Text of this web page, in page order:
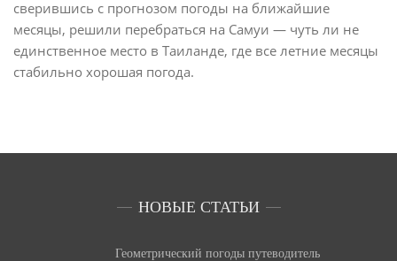
сверившись с прогнозом погоды на ближайшие
месяцы, решили перебраться на Самуи — чуть ли не
единственное место в Таиланде, где все летние месяцы
стабильно хорошая погода.
НОВЫЕ СТАТЬИ
Геометрический погоды путеводитель